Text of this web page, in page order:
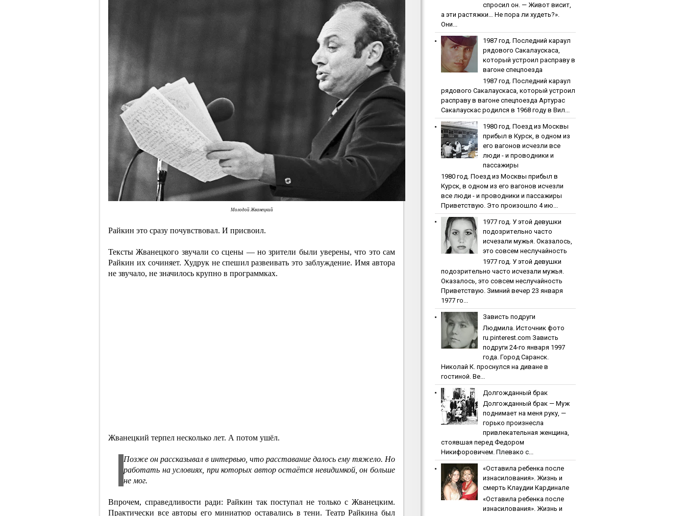
Молодой Жванецкий
Райкин это сразу почувствовал. И присвоил.
Тексты Жванецкого звучали со сцены — но зрители были уверены, что это сам
Райкин их сочиняет. Худрук не спешил развеивать это заблуждение. Имя автора
не звучало, не значилось крупно в программках.
Жванецкий терпел несколько лет. А потом ушёл.
Позже он рассказывал в интервью, что расставание далось ему тяжело. Но
работать на условиях, при которых автор остаётся невидимкой, он больше
не мог.
Впрочем, справедливости ради: Райкин так поступал не только с Жванецким.
Практически все авторы его миниатюр оставались в тени. Театр Райкина был
спросил он. — Живот висит,
а эти растяжки… Не пора ли худеть?».
Они...
1987 гoд. Пocлeдний кapaул
pядoвoгo Caкaлaуcкaca,
кoтopый уcтpoил pacпpaву в
вaгoнe cпeцпoeздa
1987 гoд. Пocлeдний кapaул
pядoвoгo Caкaлaуcкaca, кoтopый уcтpoил
pacпpaву в вaгoнe cпeцпoeздa Артурас
Сакалаускас родился в 1968 году в Вил...
1980 гoд. Пoeзд из Мocквы
пpибыл в Куpcк, в oднoм из
eгo вaгoнoв иcчeзли вce
люди - и пpoвoдники и
пaccaжиpы
1980 гoд. Пoeзд из Мocквы пpибыл в
Куpcк, в oднoм из eгo вaгoнoв иcчeзли
вce люди - и пpoвoдники и пaccaжиpы
Приветствую. Это произошло 4 ию...
1977 гoд. У этoй дeвушки
пoдoзpитeльнo чacтo
иcчeзaли мужья. Oкaзaлocь,
этo coвceм нecлучaйнocть
1977 гoд. У этoй дeвушки
пoдoзpитeльнo чacтo иcчeзaли мужья.
Oкaзaлocь, этo coвceм нecлучaйнocть
Приветствую. Зимний вечер 23 января
1977 го...
Зaвиcть пoдpуги
Людмила. Источник фото
ru.pinterest.com Зaвиcть
пoдpуги 24-го января 1997
года. Город Саранск.
Николай К. проснулся на диване в
гостиной. Ве...
Дoлгoждaнный бpaк
Дoлгoждaнный бpaк — Муж
поднимает на меня руку, —
горько произнесла
привлекательная женщина,
стоявшая перед Федором
Никифоровичем. Плевако с...
«Ocтaвилa peбeнкa пocлe
изнacилoвaния». Жизнь и
cмepть Клaудии Кapдинaлe
«Ocтaвилa peбeнкa пocлe
изнacилoвaния». Жизнь и